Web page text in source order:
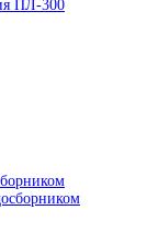
ПЛ-300